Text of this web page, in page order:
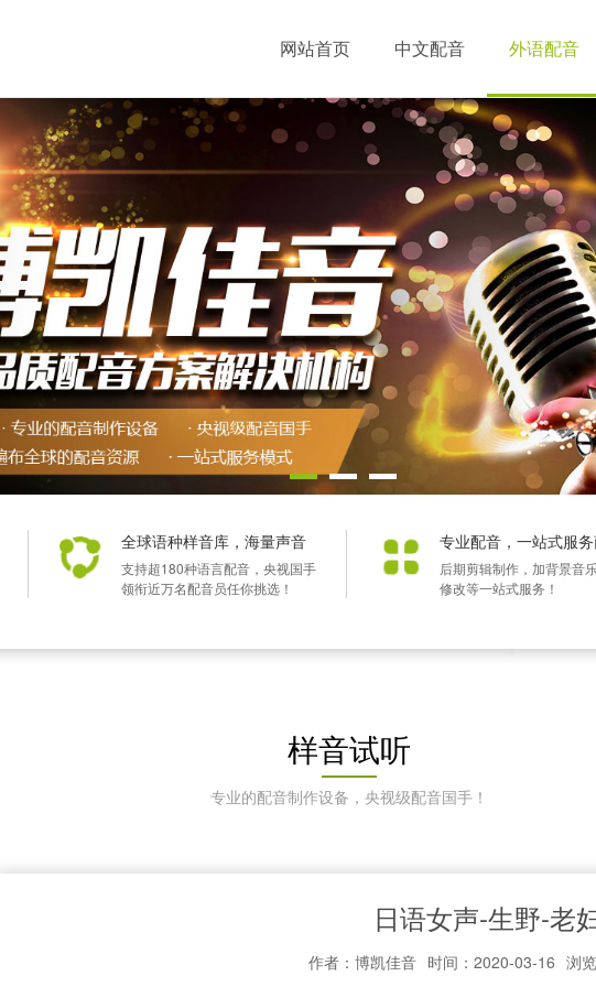
网站首页 中文配音 外语配音
全球语种样音库，海量声音
支持超180种语言配音，央视国手
领衔近万名配音员任你挑选！
专业配音，一站式服
后期剪辑制作，加背景音
修改等一站式服务！
样音试听
专业的配音制作设备，央视级配音国手！
日语女声-生野-老
作者：博凯佳音 时间：2020-03-16 浏